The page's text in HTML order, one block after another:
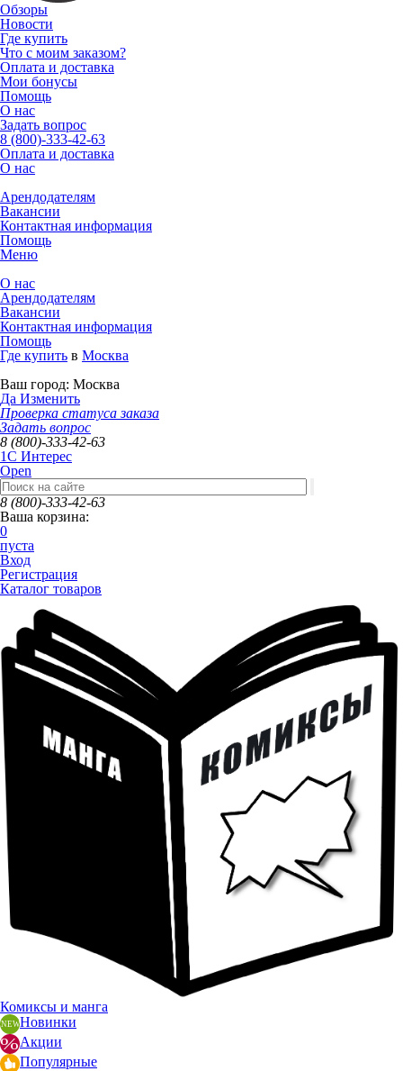
Обзоры
Новости
Где купить
Что с моим заказом?
Оплата и доставка
Мои бонусы
Помощь
О нас
Задать вопрос
8 (800)-333-42-63
Оплата и доставка
О нас
Арендодателям
Вакансии
Контактная информация
Помощь
Меню
О нас
Арендодателям
Вакансии
Контактная информация
Помощь
Где купить в Москва
Ваш город: Москва
Да Изменить
Проверка статуса заказа
Задать вопрос
8 (800)-333-42-63
1C Интерес
Open
8 (800)-333-42-63
Ваша корзина:
0
пуста
Вход
Регистрация
Каталог товаров
Комиксы и манга
Новинки
Акции
Популярные